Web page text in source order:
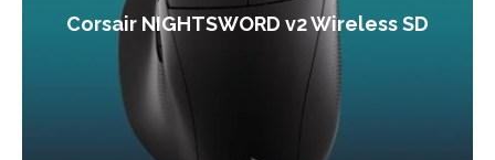
Corsair NIGHTSWORD v2 Wireless SD